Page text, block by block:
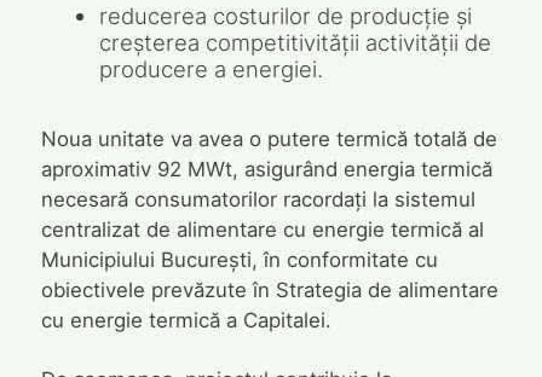
reducerea costurilor de producție și
creșterea competitivității activității de
producere a energiei.
Noua unitate va avea o putere termică totală de
aproximativ 92 MWt, asigurând energia termică
necesară consumatorilor racordați la sistemul
centralizat de alimentare cu energie termică al
Municipiului București, în conformitate cu
obiectivele prevăzute în Strategia de alimentare
cu energie termică a Capitalei.